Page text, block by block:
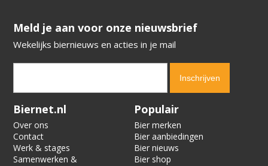
​​​​​​​Meld je aan voor onze nieuwsbrief
Wekelijks biernieuws en acties in je mail
Verification code:
Biernet.nl
Over ons
Contact
Werk & stages
Samenwerken &
Populair
Bier merken
Bier aanbiedingen
Bier nieuws
Bier shop